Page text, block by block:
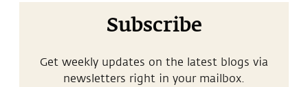
Subscribe
Get weekly updates on the latest blogs via
newsletters right in your mailbox.